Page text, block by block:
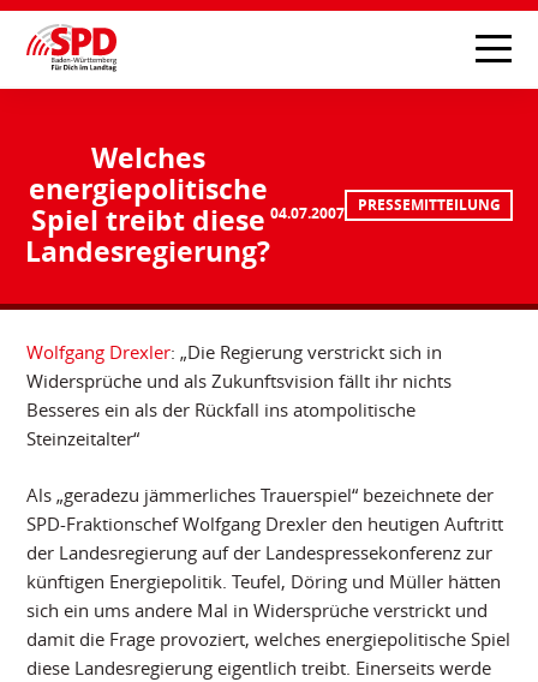
Welches
energiepolitische
Spiel treibt diese
Landesregierung?
04.07.2007 PRESSEMITTEILUNG
Wolfgang Drexler: „Die Regierung verstrickt sich in
Widersprüche und als Zukunftsvision fällt ihr nichts
Besseres ein als der Rückfall ins atompolitische
Steinzeitalter“
Als „geradezu jämmerliches Trauerspiel“ bezeichnete der
SPD-Fraktionschef Wolfgang Drexler den heutigen Auftritt
der Landesregierung auf der Landespressekonferenz zur
künftigen Energiepolitik. Teufel, Döring und Müller hätten
sich ein ums andere Mal in Widersprüche verstrickt und
damit die Frage provoziert, welches energiepolitische Spiel
diese Landesregierung eigentlich treibt. Einerseits werde